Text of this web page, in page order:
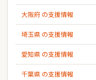
大阪府 の支援情報
埼玉県 の支援情報
愛知県 の支援情報
千葉県 の支援情報